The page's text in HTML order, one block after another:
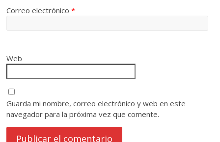
Correo electrónico*
Web
Guarda mi nombre, correo electrónico y web en este
navegador para la próxima vez que comente.